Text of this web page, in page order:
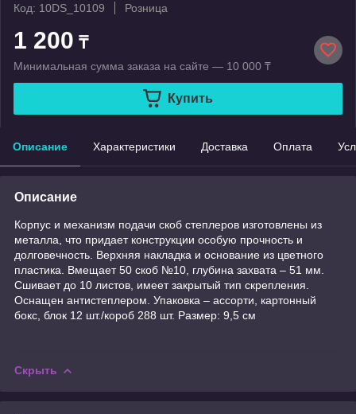
Код: 10DS_10109
Розница
1 200 ₸
Минимальная сумма заказа на сайте — 10 000 ₸
Купить
Описание Характеристики Доставка Оплата
Описание
Корпус и механизм подачи скоб степлеров изготовлены из
металла, что придает конструкции особую прочность и
долговечность. Верхняя накладка и основание из цветного
пластика. Вмещает 50 скоб №10, глубина захвата – 51 мм.
Сшивает до 10 листов, имеет закрытый тип скрепления.
Оснащен антистеплером. Упаковка – ассорти, картонный
бокс, блок 12 шт./короб 288 шт. Размер: 9,5 см
Скрыть